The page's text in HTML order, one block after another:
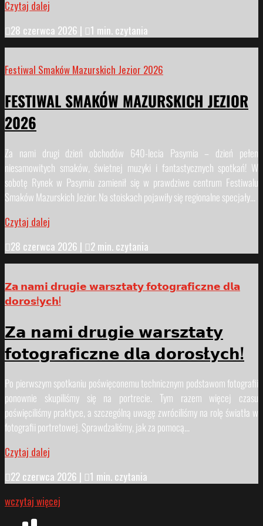
Czytaj dalej
28 czerwca 2026 | 1 min. czytania
Festiwal Smaków Mazurskich Jezior 2026
FESTIWAL SMAKÓW MAZURSKICH JEZIOR
2026
Za nami drugi dzień obchodów 640-lecia Pasymia – dzień pełen
niesamowitych smaków, świetnej muzyki i fantastycznych spotkań! W
sobotę Rynek w Pasymiu zamienił się w prawdziwe centrum Festiwalu
Smaków Mazurskich Jezior. Na stoiskach pojawiły się regionalne specjały...
Czytaj dalej
28 czerwca 2026 | 2 min. czytania
𝗭𝗮 𝗻𝗮𝗺𝗶 𝗱𝗿𝘂𝗴𝗶𝗲 𝘄𝗮𝗿𝘀𝘇𝘁𝗮𝘁𝘆 𝗳𝗼𝘁𝗼𝗴𝗿𝗮𝗳𝗶𝗰𝘇𝗻𝗲 𝗱𝗹𝗮
𝗱𝗼𝗿𝗼𝘀ł𝘆𝗰𝗵!
𝗭𝗮 𝗻𝗮𝗺𝗶 𝗱𝗿𝘂𝗴𝗶𝗲 𝘄𝗮𝗿𝘀𝘇𝘁𝗮𝘁𝘆
𝗳𝗼𝘁𝗼𝗴𝗿𝗮𝗳𝗶𝗰𝘇𝗻𝗲 𝗱𝗹𝗮 𝗱𝗼𝗿𝗼𝘀Ł𝘆𝗰𝗵!
Po pierwszym spotkaniu poświęconemu technicznym podstawom fotografii
ponownie skupiliśmy się na portrecie. Tym razem więcej czasu
poświęciliśmy praktyce, a szczególną uwagę zwróciliśmy na rolę światła w
fotografii portretowej. Sprawdzaliśmy, jak za pomocą...
Czytaj dalej
22 czerwca 2026 | 1 min. czytania
wczytaj więcej